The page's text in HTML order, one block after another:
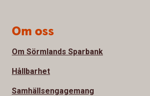
Om oss
Om Sörmlands Sparbank
Hållbarhet
Samhällsengagemang